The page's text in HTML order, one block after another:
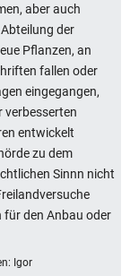
aber auch
der
Pflanzen, an
fallen oder
eingegangen,
verbesserten
entwickelt
zu dem
Sinnn nicht
für den Anbau oder
Igor